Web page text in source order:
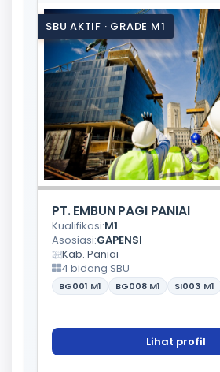
SBU AKTIF · GRADE M1
PT. EMBUN PAGI PANIAI
Kualifikasi:M1
Asosiasi:GAPENSI
Kab. Paniai
4 bidang SBU
BG001 M1 BG008 M1 SI003 M1
Lihat profil